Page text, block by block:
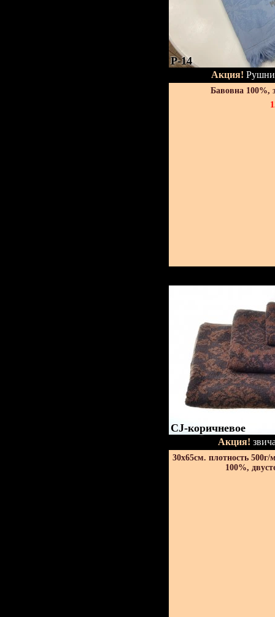
P-14
Акция!
Бавовна 100%,
CJ-коричневое
Акция!
30х65см. плотность 500г/
100%,